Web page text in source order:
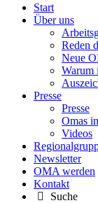
Start
Über uns
Reden
Neue
Warum
Presse
Presse
Omas
Videos
Newsletter
OMA werden
Kontakt
Suche